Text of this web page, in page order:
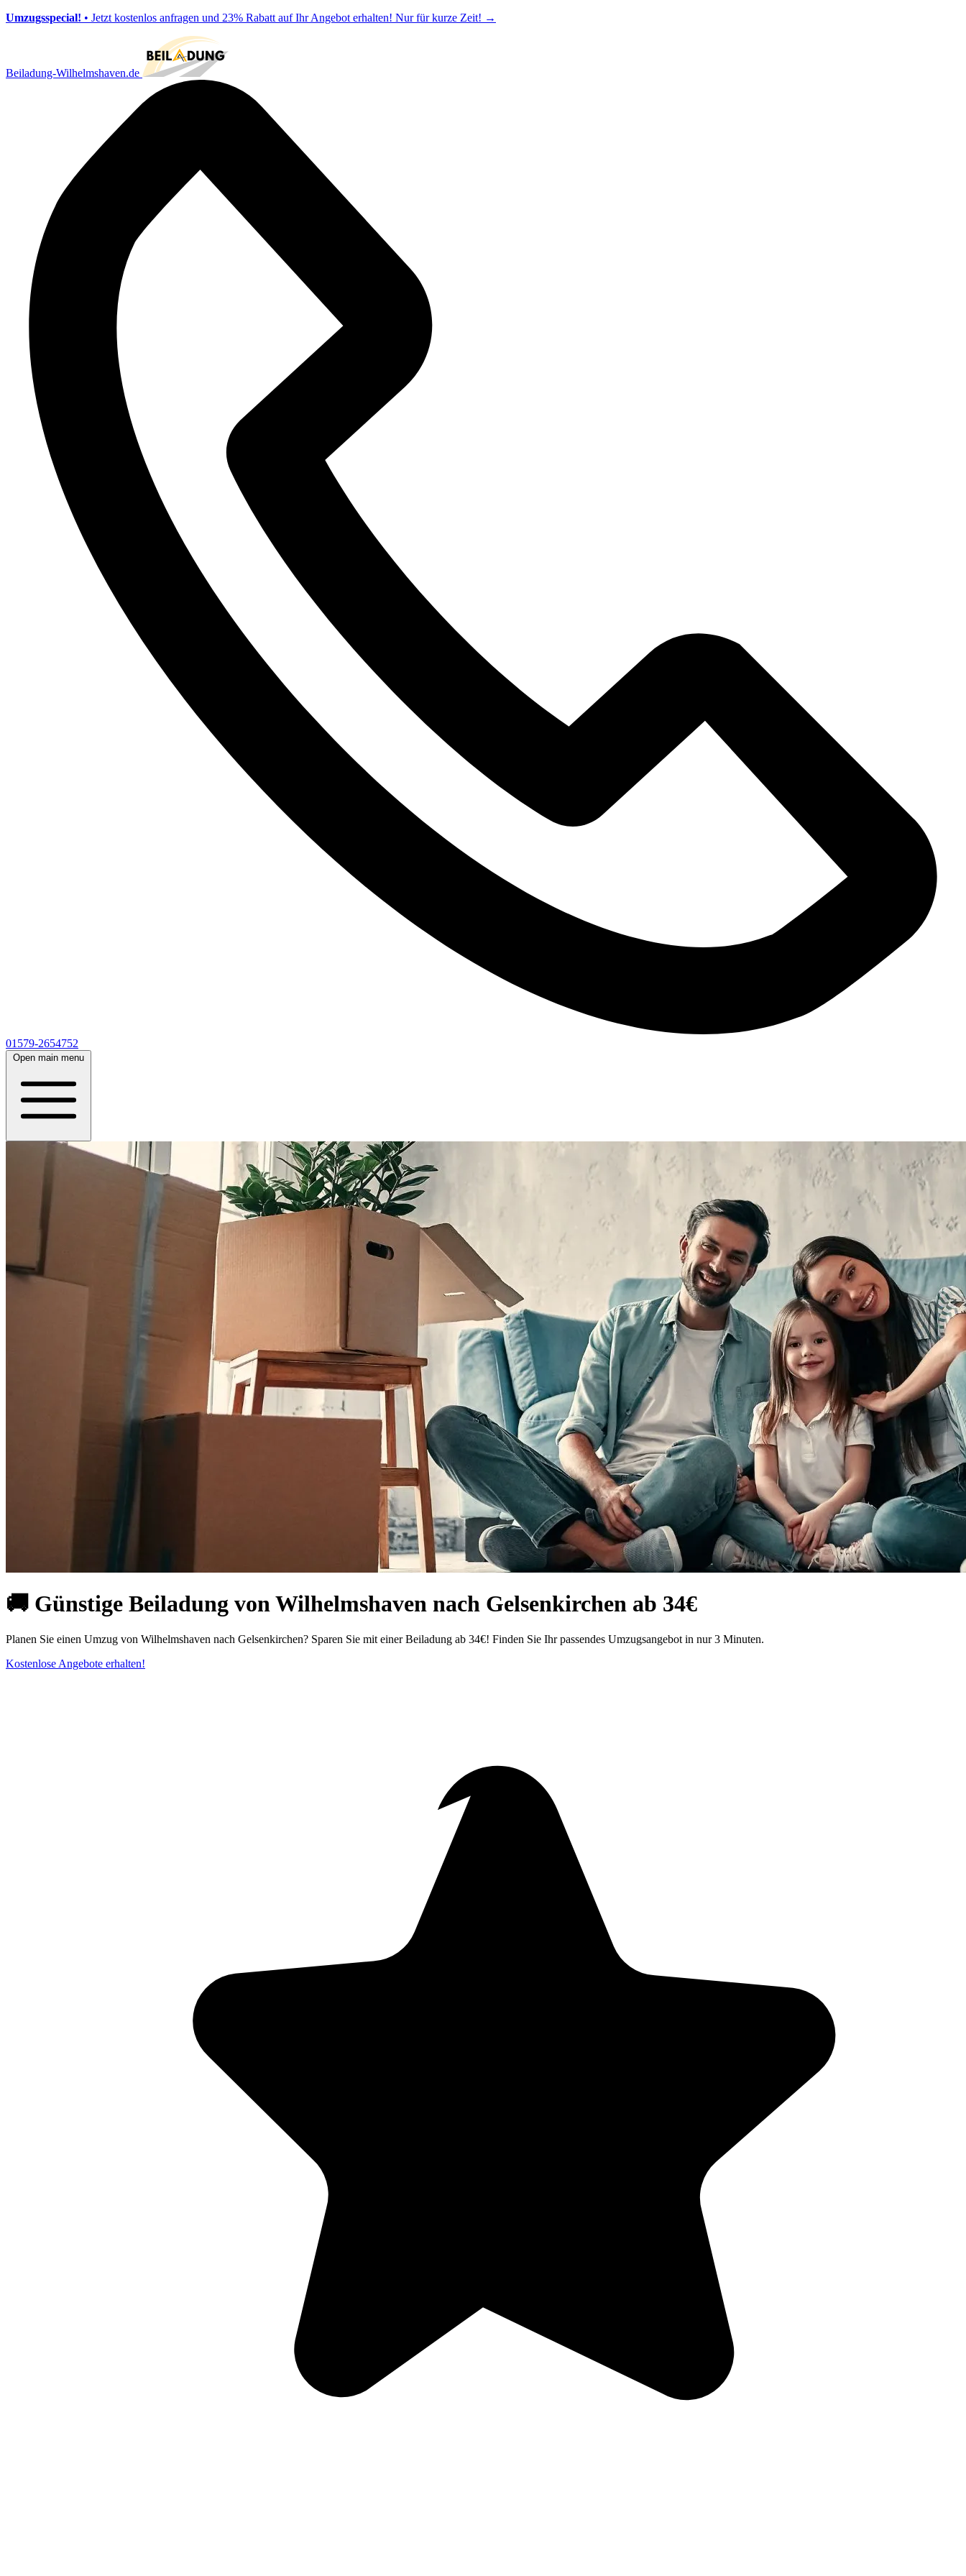
Umzugsspecial! • Jetzt kostenlos anfragen und 23% Rabatt auf Ihr Angebot erhalten! Nur für kurze Zeit! →
Beiladung-Wilhelmshaven.de
01579-2654752
Open main menu
🚚 Günstige Beiladung von Wilhelmshaven nach Gelsenkirchen ab 34€
Planen Sie einen Umzug von Wilhelmshaven nach Gelsenkirchen? Sparen Sie mit einer Beiladung ab 34€! Finden Sie Ihr passendes Umzugsangebot in nur 3 Minuten.
Kostenlose Angebote erhalten!